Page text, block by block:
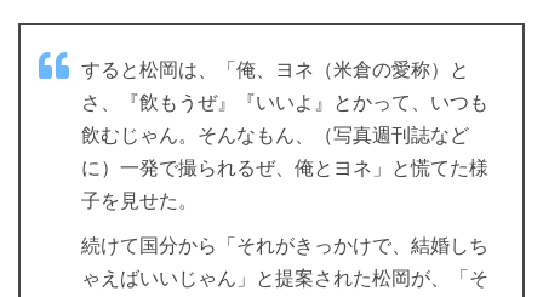
すると松岡は、「俺、ヨネ（米倉の愛称）と
さ、『飲もうぜ』『いいよ』とかって、いつも
飲むじゃん。そんなもん、（写真週刊誌など
に）一発で撮られるぜ、俺とヨネ」と慌てた様
子を見せた。
続けて国分から「それがきっかけで、結婚しち
ゃえばいいじゃん」と提案された松岡が、「そ